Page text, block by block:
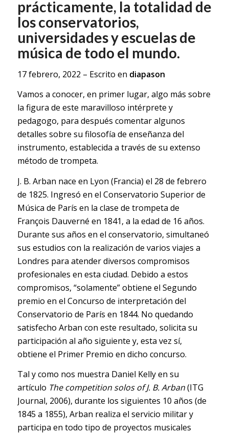
prácticamente, la totalidad de
los conservatorios,
universidades y escuelas de
música de todo el mundo.
17 febrero, 2022 – Escrito en diapason
Vamos a conocer, en primer lugar, algo más sobre
la figura de este maravilloso intérprete y
pedagogo, para después comentar algunos
detalles sobre su filosofía de enseñanza del
instrumento, establecida a través de su extenso
método de trompeta.
J. B. Arban nace en Lyon (Francia) el 28 de febrero
de 1825. Ingresó en el Conservatorio Superior de
Música de París en la clase de trompeta de
François Dauverné en 1841, a la edad de 16 años.
Durante sus años en el conservatorio, simultaneó
sus estudios con la realización de varios viajes a
Londres para atender diversos compromisos
profesionales en esta ciudad. Debido a estos
compromisos, “solamente” obtiene el Segundo
premio en el Concurso de interpretación del
Conservatorio de París en 1844. No quedando
satisfecho Arban con este resultado, solicita su
participación al año siguiente y, esta vez sí,
obtiene el Primer Premio en dicho concurso.
Tal y como nos muestra Daniel Kelly en su
artículo The competition solos of J. B. Arban(ITG
Journal, 2006), durante los siguientes 10 años (de
1845 a 1855), Arban realiza el servicio militar y
participa en todo tipo de proyectos musicales